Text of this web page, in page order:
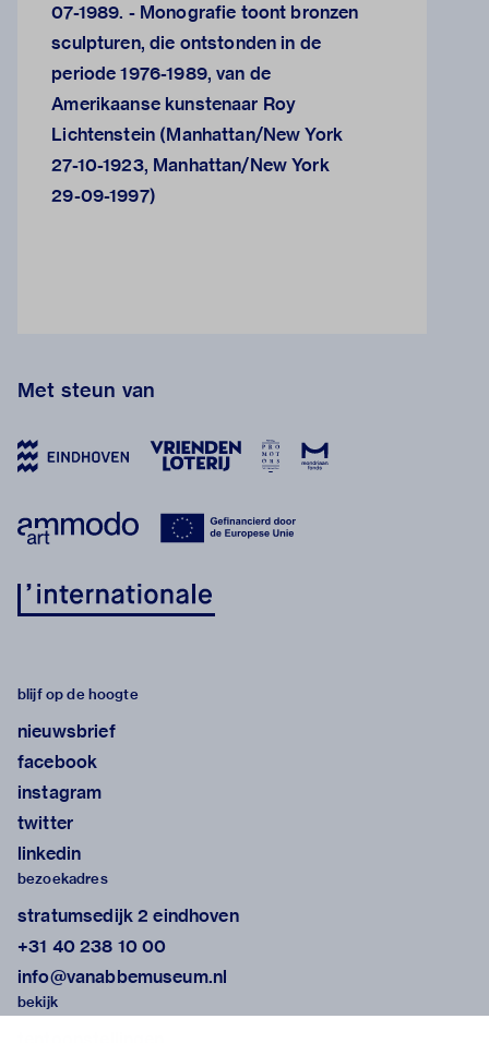
07-1989. - Monografie toont bronzen
sculpturen, die ontstonden in de
periode 1976-1989, van de
Amerikaanse kunstenaar Roy
Lichtenstein (Manhattan/New York
27-10-1923, Manhattan/New York
29-09-1997)
Met steun van
blijf op de hoogte
nieuwsbrief
facebook
instagram
twitter
linkedin
bezoekadres
stratumsedijk 2 eindhoven
+31 40 238 10 00
info@vanabbemuseum.nl
bekijk